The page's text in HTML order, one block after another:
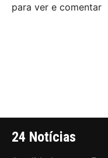
para ver e comentar
24 Notícias